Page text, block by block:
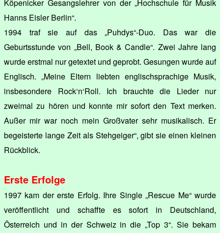
Köpenicker Gesangslehrer von der „Hochschule für Musik
Hanns Eisler Berlin“.
1994 traf sie auf das „Puhdys“-Duo. Das war die
Geburtsstunde von „Bell, Book & Candle“. Zwei Jahre lang
wurde erstmal nur getextet und geprobt. Gesungen wurde auf
Englisch. „Meine Eltern liebten englischsprachige Musik,
insbesondere Rock‘n‘Roll. Ich brauchte die Lieder nur
zweimal zu hören und konnte mir sofort den Text merken.
Außer mir war noch mein Großvater sehr musikalisch. Er
begeisterte lange Zeit als Stehgeiger“, gibt sie einen kleinen
Rückblick.
Erste Erfolge
1997 kam der erste Erfolg. Ihre Single „Rescue Me“ wurde
veröffentlicht und schaffte es sofort in Deutschland,
Österreich und in der Schweiz in die „Top 3“. Sie bekam